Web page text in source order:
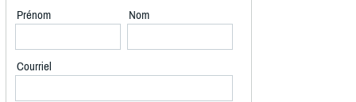
Prénom Nom
Courriel